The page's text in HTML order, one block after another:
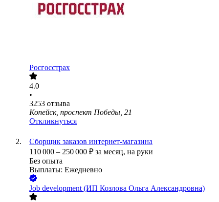
Росгосстрах
4.0
•
3253 отзыва
Копейск, проспект Победы, 21
Откликнуться
Сборщик заказов интернет-магазина
110 000 – 250 000 ₽ за месяц, на руки
Без опыта
Выплаты: Ежедневно
Job development (ИП Козлова Ольга Александровна)